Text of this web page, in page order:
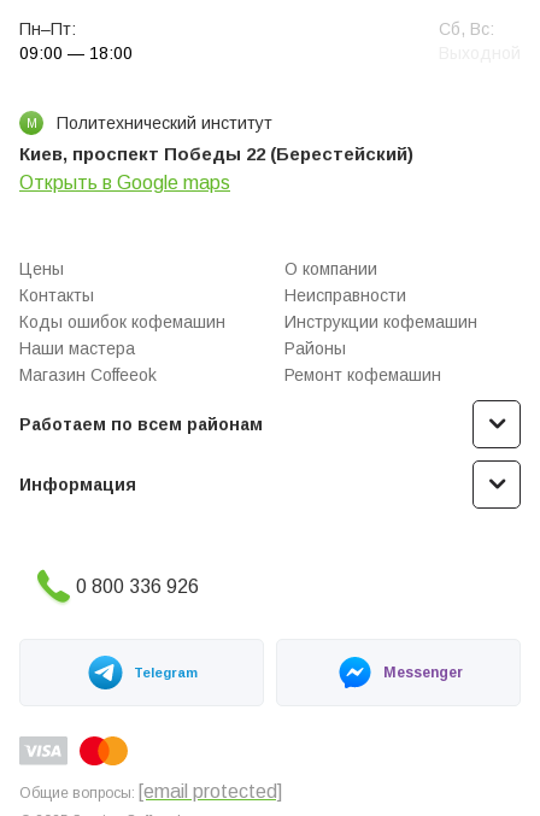
Пн–Пт:
09:00 — 18:00
Сб, Вс:
М Политехнический институт
Киев, проспект Победы 22 (Берестейский)
Открыть в Google maps
Цены
О компании
Контакты
Неисправности
Коды ошибок кофемашин
Инструкции кофемашин
Наши мастера
Районы
Магазин Coffeeok
Ремонт кофемашин
Работаем по всем районам
Информация
0 800 336 926
Общие вопросы: [email protected]
Telegram Messenger